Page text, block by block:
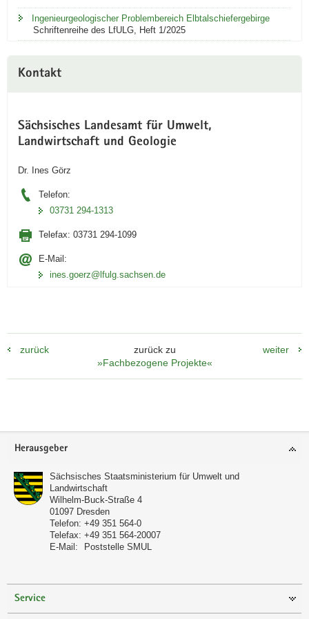
Cordieriten
durchzogen
unter
mit
hellgrauen,
zerbrochenen
Hälfte.
unteren
in
Form
Ingenieurgeologischer Problembereich Elbtalschiefergebirge
Schriftenreihe des LfULG, Heft 1/2025
Kontakt
Sächsisches Landesamt für Umwelt,
Landwirtschaft und Geologie
Dr. Ines Görz
Telefon:
03731 294-1313
Telefax: 03731 294-1099
E-Mail:
ines.goerz@lfulg.sachsen.de
zurück
zurück zu
»Fachbezogene Projekte«
weiter
Footer-
Herausgeber
Sächsisches Staatsministerium für Umwelt und
Landwirtschaft
Wilhelm-Buck-Straße 4
01097 Dresden
Telefon: +49 351 564-0
Telefax: +49 351 564-20007
E-Mail:
Poststelle SMUL
Service